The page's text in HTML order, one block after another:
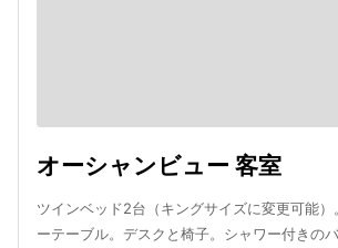
オーシャンビュー 客室
ツインベッド2台（キングサイズに変更可能）
ーテーブル。デスクと椅子。シャワー付きの